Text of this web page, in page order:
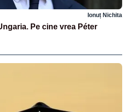
Ionuț Nichita
Pe cine vrea Péter